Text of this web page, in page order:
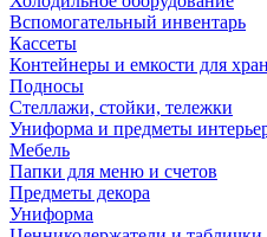
Вспомогательный инвентарь
Кассеты
Контейнеры и емкости для
Подносы
Стеллажи, стойки, тележки
Униформа и предметы
Мебель
Папки для меню и счетов
Предметы декора
Униформа